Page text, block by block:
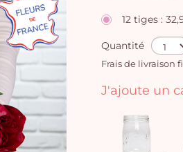
12 tiges :
Quantité
Frais de livraison
J'ajoute un